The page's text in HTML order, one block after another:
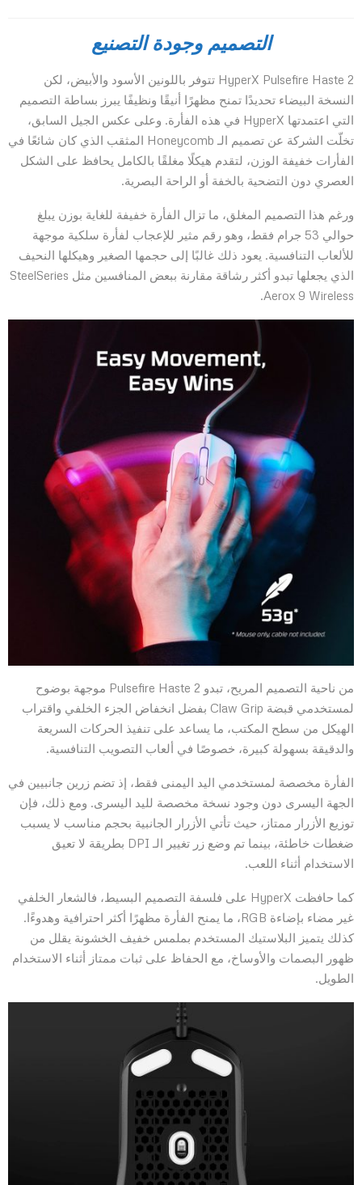
التصميم وجودة التصنيع
HyperX Pulsefire Haste 2 تتوفر باللونين الأسود والأبيض، لكن
النسخة البيضاء تحديدًا تمنح مظهرًا أنيقًا ونظيفًا يبرز بساطة التصميم
التي اعتمدتها HyperX في هذه الفأرة. وعلى عكس الجيل السابق،
تخلّت الشركة عن تصميم الـ Honeycomb المثقب الذي كان شائعًا في
الفأرات خفيفة الوزن، لتقدم هيكلًا مغلقًا بالكامل يحافظ على الشكل
العصري دون التضحية بالخفة أو الراحة البصرية.
ورغم هذا التصميم المغلق، ما تزال الفأرة خفيفة للغاية بوزن يبلغ
حوالي 53 جرام فقط، وهو رقم مثير للإعجاب لفأرة سلكية موجهة
للألعاب التنافسية. يعود ذلك غالبًا إلى حجمها الصغير وهيكلها النحيف
الذي يجعلها تبدو أكثر رشاقة مقارنة ببعض المنافسين مثل SteelSeries
Aerox 9 Wireless.
من ناحية التصميم المريح، تبدو Pulsefire Haste 2 موجهة بوضوح
لمستخدمي قبضة Claw Grip بفضل انخفاض الجزء الخلفي واقتراب
الهيكل من سطح المكتب، ما يساعد على تنفيذ الحركات السريعة
والدقيقة بسهولة كبيرة، خصوصًا في ألعاب التصويب التنافسية.
الفأرة مخصصة لمستخدمي اليد اليمنى فقط، إذ تضم زرين جانبيين في
الجهة اليسرى دون وجود نسخة مخصصة لليد اليسرى. ومع ذلك، فإن
توزيع الأزرار ممتاز، حيث تأتي الأزرار الجانبية بحجم مناسب لا يسبب
ضغطات خاطئة، بينما تم وضع زر تغيير الـ DPI بطريقة لا تعيق
الاستخدام أثناء اللعب.
كما حافظت HyperX على فلسفة التصميم البسيط، فالشعار الخلفي
غير مضاء بإضاءة RGB، ما يمنح الفأرة مظهرًا أكثر احترافية وهدوءًا.
كذلك يتميز البلاستيك المستخدم بملمس خفيف الخشونة يقلل من
ظهور البصمات والأوساخ، مع الحفاظ على ثبات ممتاز أثناء الاستخدام
الطويل.